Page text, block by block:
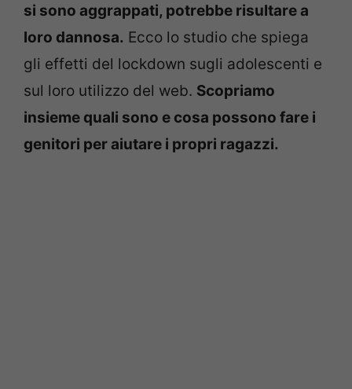
si sono aggrappati, potrebbe risultare a
loro dannosa. Ecco lo studio che spiega
gli effetti del lockdown sugli adolescenti e
sul loro utilizzo del web. Scopriamo
insieme quali sono e cosa possono fare i
genitori per aiutare i propri ragazzi.